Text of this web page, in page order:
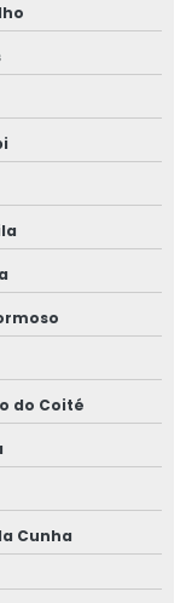
do Coité
Cunha